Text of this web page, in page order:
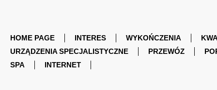
HOME PAGE INTERES WYKOŃCZENIA
URZĄDZENIA SPECJALISTYCZNE
PRZEWÓZ
SPA
INTERNET